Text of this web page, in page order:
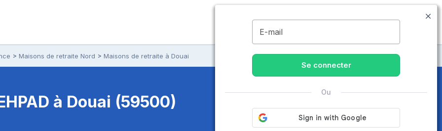
03.66.88.03.43
Maisons de retraite Nord Maisons de retraite à Douai
à Douai (59500)
E-mail
Se connecter
Ou